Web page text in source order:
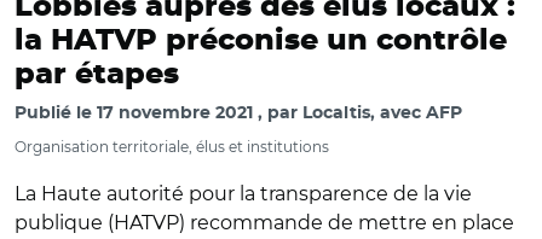
Lobbies auprès des élus locaux :
la HATVP préconise un contrôle
par étapes
Publié le 17 novembre 2021 par Localtis, avec AFP
Organisation territoriale, élus et institutions
La Haute autorité pour la transparence de la vie
publique (HATVP) recommande de mettre en place